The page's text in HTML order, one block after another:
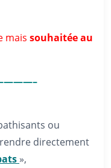
mais souhaitée au
ou
directement
»,